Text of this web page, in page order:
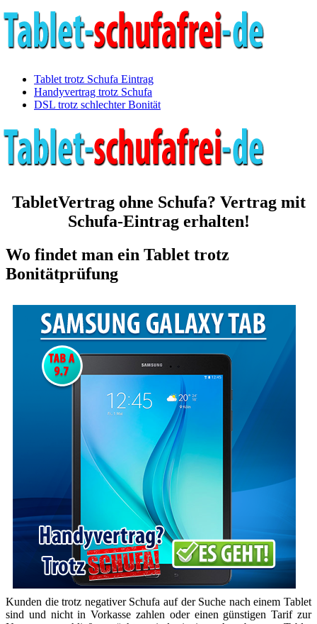
Tablet trotz Schufa Eintrag
Handyvertrag trotz Schufa
DSL trotz schlechter Bonität
TabletVertrag ohne Schufa? Vertrag mit
Schufa-Eintrag erhalten!
Wo findet man ein Tablet trotz
Bonitätprüfung
Kunden die trotz negativer Schufa auf der Suche nach einem Tablet
sind und nicht in Vorkasse zahlen oder einen günstigen Tarif zur